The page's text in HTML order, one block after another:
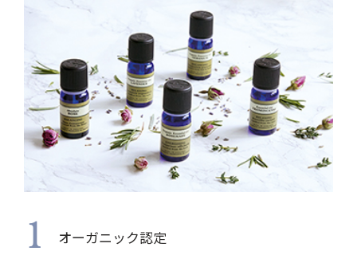
1 オーガニック認定